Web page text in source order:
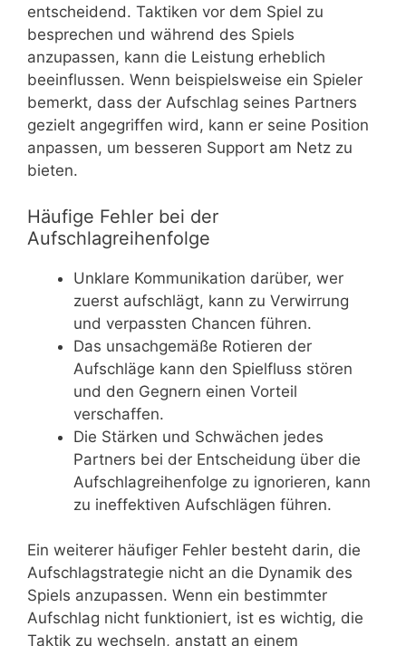
entscheidend. Taktiken vor dem Spiel zu
besprechen und während des Spiels
anzupassen, kann die Leistung erheblich
beeinflussen. Wenn beispielsweise ein Spieler
bemerkt, dass der Aufschlag seines Partners
gezielt angegriffen wird, kann er seine Position
anpassen, um besseren Support am Netz zu
bieten.
Häufige Fehler bei der
Aufschlagreihenfolge
Unklare Kommunikation darüber, wer
zuerst aufschlägt, kann zu Verwirrung
und verpassten Chancen führen.
Das unsachgemäße Rotieren der
Aufschläge kann den Spielfluss stören
und den Gegnern einen Vorteil
verschaffen.
Die Stärken und Schwächen jedes
Partners bei der Entscheidung über die
Aufschlagreihenfolge zu ignorieren, kann
zu ineffektiven Aufschlägen führen.
Ein weiterer häufiger Fehler besteht darin, die
Aufschlagstrategie nicht an die Dynamik des
Spiels anzupassen. Wenn ein bestimmter
Aufschlag nicht funktioniert, ist es wichtig, die
Taktik zu wechseln, anstatt an einem